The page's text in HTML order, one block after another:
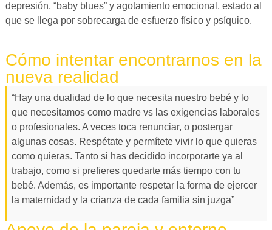
depresión, “baby blues” y agotamiento emocional, estado al
que se llega por sobrecarga de esfuerzo físico y psíquico.
Cómo intentar encontrarnos en la
nueva realidad
“Hay una dualidad de lo que necesita nuestro bebé y lo
que necesitamos como madre vs las exigencias laborales
o profesionales. A veces toca renunciar, o postergar
algunas cosas. Respétate y permítete vivir lo que quieras
como quieras. Tanto si has decidido incorporarte ya al
trabajo, como si prefieres quedarte más tiempo con tu
bebé. Además, es importante respetar la forma de ejercer
la maternidad y la crianza de cada familia sin juzga”